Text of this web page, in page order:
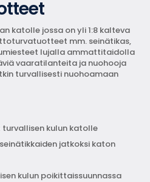
katolle jossa on yli 1:8 kalteva
mm. seinätikas,
lujalla ammattitaidolla
vaaratilanteita ja nuohooja
turvallisesti nuohoamaan
kulun katolle
jatkoksi katon
kulun poikittaissuunnassa